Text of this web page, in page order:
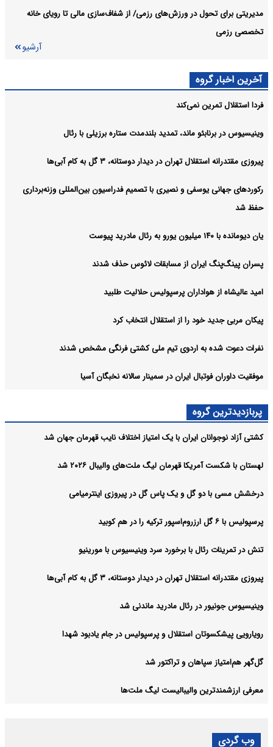
مدیریتی برای تحول در ورزش‌های رزمی/ از شفاف‌سازی مالی تا رویای خانه
تخصصی رزمی
آرشیو
آخرین اخبار گروه
فردا استقلال تمرین نمی‌کند
وینیسیوس در برنابئو ماند، تمدید بلندمدت ستاره برزیلی با رئال
پیروزی مقتدرانه استقلال تهران در دیدار دوستانه، ۳ گل به کام آبی‌ها
رکوردهای جهانی یوسفی و نصیری با تصمیم فدراسیون بین‌المللی وزنه‌برداری
حفظ شد
یان دیومانده با ۱۴۰ میلیون یورو به رئال مادرید پیوست
پسران پینگ‌پنگ ایران از مسابقات لائوس حذف شدند
امید عالیشاه از هواداران پرسپولیس حلالیت طلبید
پیکان مربی جدید خود را از استقلال انتخاب کرد
نفرات دعوت شده به اردوی تیم ملی کشتی فرنگی مشخص شدند
موفقیت داوران فوتبال ایران در سمینار سالانه نخبگان آسیا
پربازدیدترین گروه
کشتی آزاد نوجوانان ایران با یک امتیاز اختلاف نایب قهرمان جهان شد
لهستان با شکست آمریکا قهرمان لیگ ملت‌های والیبال ۲۰۲۶ شد
درخشش مسی با دو گل و یک پاس گل در پیروزی اینترمیامی
پرسپولیس با ۶ گل ارزروم‌اسپور ترکیه را در هم کوبید
تنش در تمرینات رئال با برخورد سرد وینیسیوس با مورینیو
پیروزی مقتدرانه استقلال تهران در دیدار دوستانه، ۳ گل به کام آبی‌ها
وینیسیوس جونیور در رئال مادرید ماندنی شد
رویارویی پیشکسوتان استقلال و پرسپولیس در جام یادبود شهدا
گل‌گهر هم‌امتیاز سپاهان و تراکتور شد
معرفی ارزشمندترین والیبالیست لیگ ملت‌ها
وب گردی